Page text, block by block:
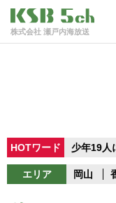
株式会社 瀬戸内海放送
HOTワード 少年19人
エリア 岡山